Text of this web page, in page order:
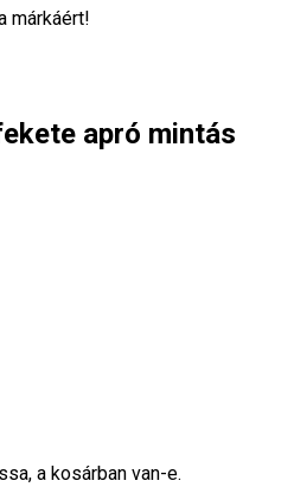
márkáért!
apró mintás
a kosárban van-e.